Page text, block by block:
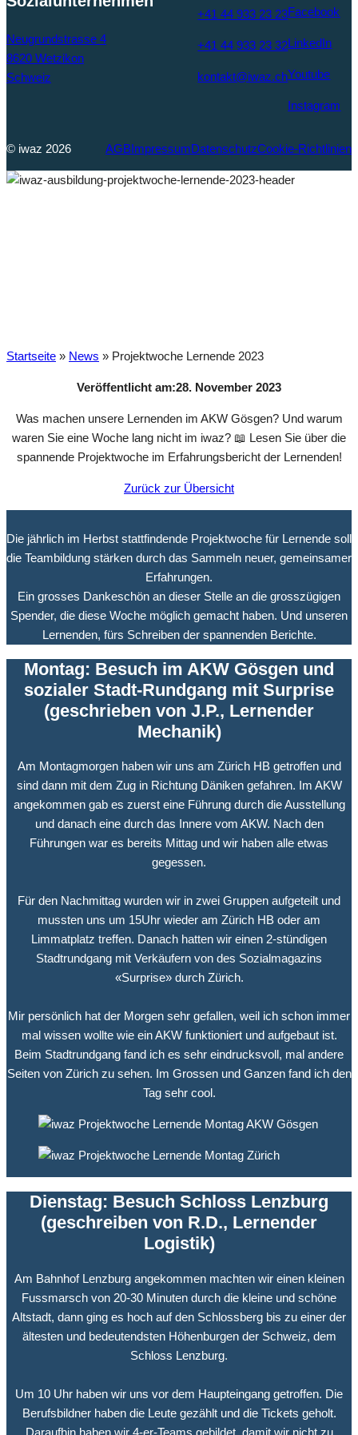
Neugrundstrasse 4
8620 Wetzikon
Schweiz
+41 44 933 23 23
+41 44 933 23 32
kontakt@iwaz.ch
Facebook
LinkedIn
Youtube
Instagram
© iwaz 2026 AGBImpressumDatenschutzCookie-Richtlinien
Startseite » News » Projektwoche Lernende 2023
Veröffentlicht am:28. November 2023
Was machen unsere Lernenden im AKW Gösgen? Und warum
waren Sie eine Woche lang nicht im iwaz? 📖 Lesen Sie über die
spannende Projektwoche im Erfahrungsbericht der Lernenden!
Zurück zur Übersicht
Die jährlich im Herbst stattfindende Projektwoche für Lernende soll
die Teambildung stärken durch das Sammeln neuer, gemeinsamer
Erfahrungen.
Ein grosses Dankeschön an dieser Stelle an die grosszügigen
Spender, die diese Woche möglich gemacht haben. Und unseren
Lernenden, fürs Schreiben der spannenden Berichte.
Montag: Besuch im AKW Gösgen und
sozialer Stadt-Rundgang mit Surprise
(geschrieben von J.P., Lernender
Mechanik)
Am Montagmorgen haben wir uns am Zürich HB getroffen und
sind dann mit dem Zug in Richtung Däniken gefahren. Im AKW
angekommen gab es zuerst eine Führung durch die Ausstellung
und danach eine durch das Innere vom AKW. Nach den
Führungen war es bereits Mittag und wir haben alle etwas
gegessen.
Für den Nachmittag wurden wir in zwei Gruppen aufgeteilt und
mussten uns um 15Uhr wieder am Zürich HB oder am
Limmatplatz treffen. Danach hatten wir einen 2-stündigen
Stadtrundgang mit Verkäufern von des Sozialmagazins
«Surprise» durch Zürich.
Mir persönlich hat der Morgen sehr gefallen, weil ich schon immer
mal wissen wollte wie ein AKW funktioniert und aufgebaut ist.
Beim Stadtrundgang fand ich es sehr eindrucksvoll, mal andere
Seiten von Zürich zu sehen. Im Grossen und Ganzen fand ich den
Tag sehr cool.
Dienstag: Besuch Schloss Lenzburg
(geschreiben von R.D., Lernender
Logistik)
Am Bahnhof Lenzburg angekommen machten wir einen kleinen
Fussmarsch von 20-30 Minuten durch die kleine und schöne
Altstadt, dann ging es hoch auf den Schlossberg bis zu einer der
ältesten und bedeutendsten Höhenburgen der Schweiz, dem
Schloss Lenzburg.
Um 10 Uhr haben wir uns vor dem Haupteingang getroffen. Die
Berufsbildner haben die Leute gezählt und die Tickets geholt.
Daraufhin haben wir 4-er-Teams gebildet, damit wir nicht zu